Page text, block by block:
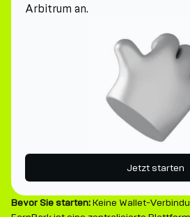
Arbitrum an.
Jetzt starten
Bevor Sie starten:Keine Wallet-